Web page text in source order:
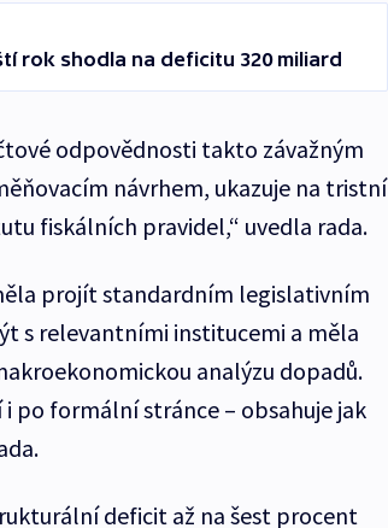
rok shodla na deficitu 320 miliard
odpovědnosti takto závažným
návrhem, ukazuje na tristní
fiskálních pravidel,“ uvedla rada.
projít standardním legislativním
s relevantními institucemi a měla
analýzu dopadů.
po formální stránce –⁠ obsahuje jak
deficit až na šest procent